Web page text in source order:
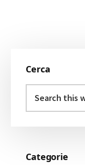
Sidebar
Cerca
this
Categorie